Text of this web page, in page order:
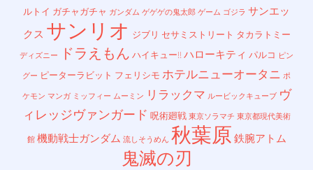
ルトイ ガチャガチャ ガンダム ゲゲゲの鬼太郎 ゲーム ゴジラ サンエッ
クス サンリオ ジブリ セサミストリート タカラトミー
ディズニー ドラえもん ハイキュー!!ハローキティ パルコ ピン
グー ピーターラビット フェリシモ ホテルニューオータニ ポ
ケモン マンガ ミッフィー ムーミン リラックマ ルービックキューブ ヴ
ィレッジヴァンガード 呪術廻戦 東京ソラマチ 東京都現代美術
館 機動戦士ガンダム 流しそうめん 秋葉原 鉄腕アトム
鬼滅の刃